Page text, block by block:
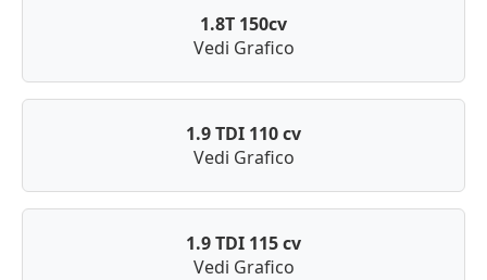
1.8T 150cv
Vedi Grafico
1.9 TDI 110 cv
Vedi Grafico
1.9 TDI 115 cv
Vedi Grafico